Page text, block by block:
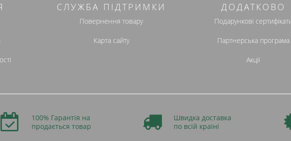
СЛУЖБА ПІДТРИМКИ
Повернення товару
Карта сайту
ДОДАТКОВО
Подарункові
Партнерська програма
Акції
100% Гарантія на
продається товар
Швидка доставка
по всій країні